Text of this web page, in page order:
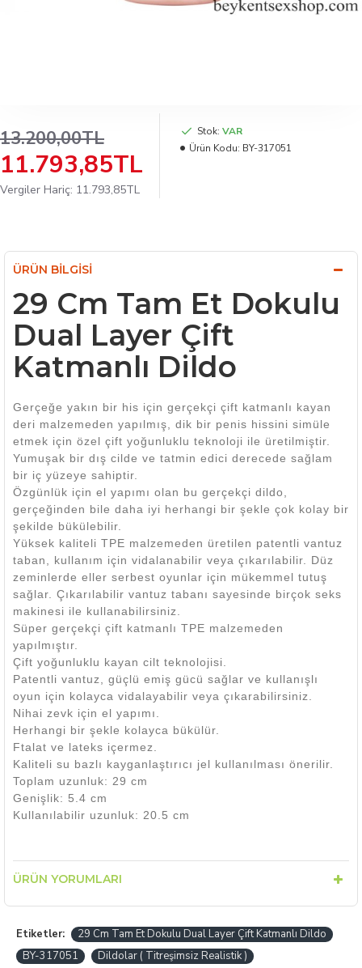
11.793,85TL
13.200,00TL
Vergiler Hariç: 11.793,85TL
Stok: VAR
Ürün Kodu: BY-317051
ÜRÜN BILGISI
29 Cm Tam Et Dokulu
Dual Layer Çift
Katmanlı Dildo
Gerçeğe yakın bir his için gerçekçi çift katmanlı kayan
deri malzemeden yapılmış, dik bir penis hissini simüle
etmek için özel çift yoğunluklu teknoloji ile üretilmiştir.
Yumuşak bir dış cilde ve tatmin edici derecede sağlam
bir iç yüzeye sahiptir.
Özgünlük için el yapımı olan bu gerçekçi dildo,
gerçeğinden bile daha iyi herhangi bir şekle çok kolay bir
şekilde bükülebilir.
Yüksek kaliteli TPE malzemeden üretilen patentli vantuz
taban, kullanım için vidalanabilir veya çıkarılabilir. Düz
zeminlerde eller serbest oyunlar için mükemmel tutuş
sağlar. Çıkarılabilir vantuz tabanı sayesinde birçok seks
makinesi ile kullanabilirsiniz.
Süper gerçekçi çift katmanlı TPE malzemeden
yapılmıştır.
Çift yoğunluklu kayan cilt teknolojisi.
Patentli vantuz, güçlü emiş gücü sağlar ve kullanışlı
oyun için kolayca vidalayabilir veya çıkarabilirsiniz.
Nihai zevk için el yapımı.
Herhangi bir şekle kolayca bükülür.
Ftalat ve lateks içermez.
Kaliteli su bazlı kayganlaştırıcı jel kullanılması önerilir.
Toplam uzunluk: 29 cm
Genişlik: 5.4 cm
Kullanılabilir uzunluk: 20.5 cm
ÜRÜN YORUMLARI
Etiketler:
29 Cm Tam Et Dokulu Dual Layer Çift Katmanlı Dildo
BY-317051
Dildolar ( Titreşimsiz Realistik )